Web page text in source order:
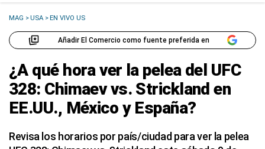
MAG >USA >EN VIVO US
Añadir El Comercio como fuente preferida en
¿A qué hora ver la pelea del UFC
328: Chimaev vs. Strickland en
EE.UU., México y España?
Revisa los horarios por país/ciudad para ver la pelea